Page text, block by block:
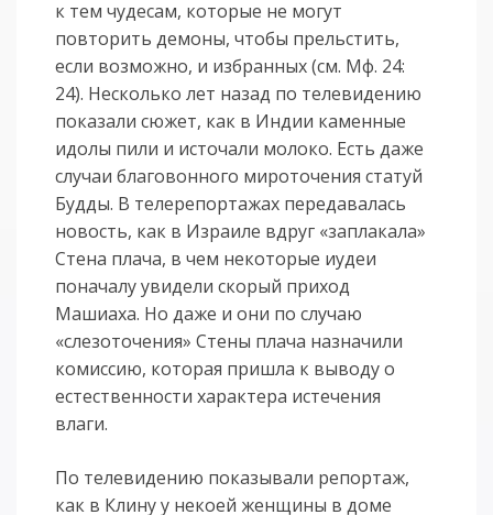
к тем чудесам, которые не могут
повторить демоны, чтобы прельстить,
если возможно, и избранных (см. Мф. 24:
24). Несколько лет назад по телевидению
показали сюжет, как в Индии каменные
идолы пили и источали молоко. Есть даже
случаи благовонного мироточения статуй
Будды. В телерепортажах передавалась
новость, как в Израиле вдруг «заплакала»
Стена плача, в чем некоторые иудеи
поначалу увидели скорый приход
Машиаха. Но даже и они по случаю
«слезоточения» Стены плача назначили
комиссию, которая пришла к выводу о
естественности характера истечения
влаги.
По телевидению показывали репортаж,
как в Клину у некоей женщины в доме